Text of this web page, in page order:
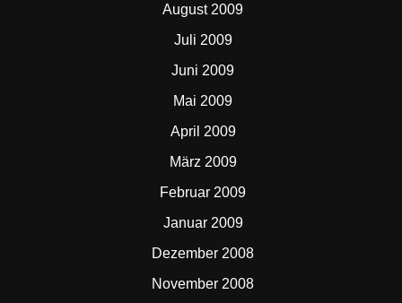
August 2009
Juli 2009
Juni 2009
Mai 2009
April 2009
März 2009
Februar 2009
Januar 2009
Dezember 2008
November 2008